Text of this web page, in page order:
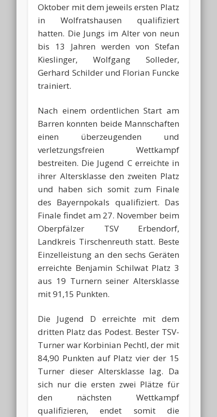
Oktober mit dem jeweils ersten Platz
in Wolfratshausen qualifiziert
hatten. Die Jungs im Alter von neun
bis 13 Jahren werden von Stefan
Kieslinger, Wolfgang Solleder,
Gerhard Schilder und Florian Funcke
trainiert.
Nach einem ordentlichen Start am
Barren konnten beide Mannschaften
einen überzeugenden und
verletzungsfreien Wettkampf
bestreiten. Die Jugend C erreichte in
ihrer Altersklasse den zweiten Platz
und haben sich somit zum Finale
des Bayernpokals qualifiziert. Das
Finale findet am 27. November beim
Oberpfälzer TSV Erbendorf,
Landkreis Tirschenreuth statt. Beste
Einzelleistung an den sechs Geräten
erreichte Benjamin Schilwat Platz 3
aus 19 Turnern seiner Altersklasse
mit 91,15 Punkten.
Die Jugend D erreichte mit dem
dritten Platz das Podest. Bester TSV-
Turner war Korbinian Pechtl, der mit
84,90 Punkten auf Platz vier der 15
Turner dieser Altersklasse lag. Da
sich nur die ersten zwei Plätze für
den nächsten Wettkampf
qualifizieren, endet somit die